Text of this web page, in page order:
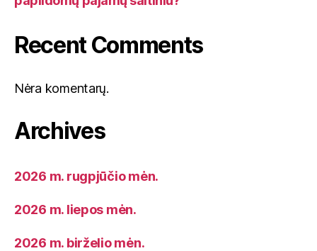
Recent Comments
Nėra komentarų.
Archives
2026 m. rugpjūčio mėn.
2026 m. liepos mėn.
2026 m. birželio mėn.